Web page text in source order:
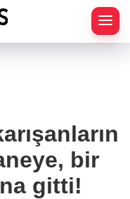
bir
gitti!